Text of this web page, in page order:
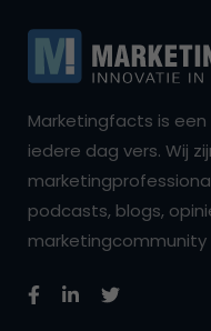
Marketingfacts is
iedere dag vers. Wij
podcasts, blogs,
marketingcommunity